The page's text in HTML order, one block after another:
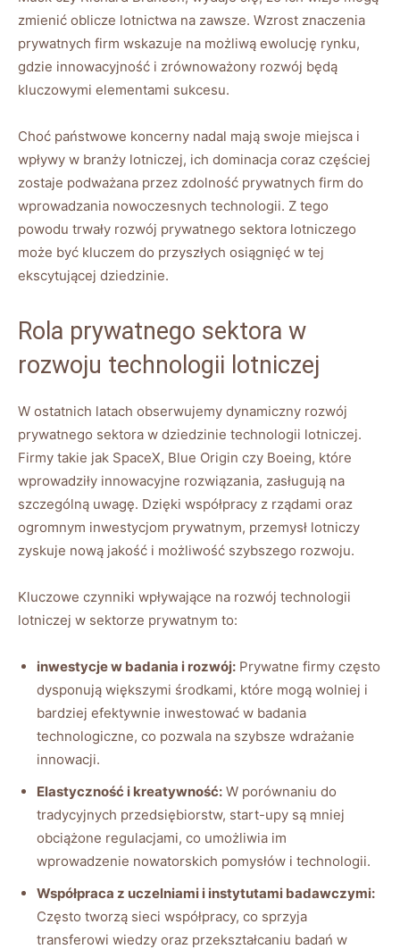
zmienić oblicze lotnictwa na zawsze. Wzrost znaczenia
prywatnych firm wskazuje na możliwą ewolucję rynku,
gdzie innowacyjność i zrównoważony rozwój będą
kluczowymi elementami sukcesu.
Choć państwowe koncerny nadal mają swoje miejsca i
wpływy w branży lotniczej, ich dominacja coraz częściej
zostaje podważana przez zdolność prywatnych firm do
wprowadzania nowoczesnych technologii. Z tego
powodu trwały rozwój prywatnego sektora lotniczego
może być kluczem do przyszłych osiągnięć w tej
ekscytującej dziedzinie.
Rola prywatnego sektora w
rozwoju technologii lotniczej
W ostatnich latach obserwujemy dynamiczny rozwój
prywatnego sektora w dziedzinie technologii lotniczej.
Firmy takie jak SpaceX, Blue Origin czy Boeing, które
wprowadziły innowacyjne rozwiązania, zasługują na
szczególną uwagę. Dzięki współpracy z rządami oraz
ogromnym inwestycjom prywatnym, przemysł lotniczy
zyskuje nową jakość i możliwość szybszego rozwoju.
Kluczowe czynniki wpływające na rozwój technologii
lotniczej w sektorze prywatnym to:
inwestycje w badania i rozwój: Prywatne firmy często
dysponują większymi środkami, które mogą wolniej i
bardziej efektywnie inwestować w badania
technologiczne, co pozwala na szybsze wdrażanie
innowacji.
Elastyczność i kreatywność: W porównaniu do
tradycyjnych przedsiębiorstw, start-upy są mniej
obciążone regulacjami, co umożliwia im
wprowadzenie nowatorskich pomysłów i technologii.
Współpraca z uczelniami i instytutami badawczymi:
Często tworzą sieci współpracy, co sprzyja
transferowi wiedzy oraz przekształcaniu badań w